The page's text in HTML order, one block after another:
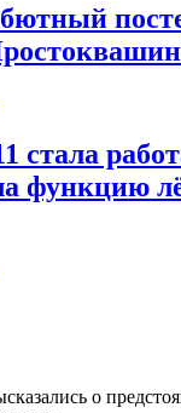
стала
функцию
о